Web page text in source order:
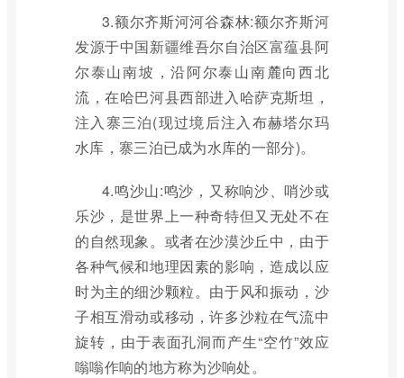
3.额尔齐斯河河谷森林:额尔齐斯河
发源于中国新疆维吾尔自治区富蕴县阿
尔泰山南坡，沿阿尔泰山南麓向西北
流，在哈巴河县西部进入哈萨克斯坦，
注入寨三泊(现过境后注入布赫塔尔玛
水库，寨三泊已成为水库的一部分)。
4.鸣沙山:鸣沙，又称响沙、哨沙或
乐沙，是世界上一种奇特但又无处不在
的自然现象。或者在沙漠沙丘中，由于
各种气候和地理因素的影响，造成以应
时为主的细沙颗粒。由于风和振动，沙
子相互滑动或移动，许多沙粒在气流中
旋转，由于表面孔洞而产生“空竹”效应
嗡嗡作响的地方称为沙响处。